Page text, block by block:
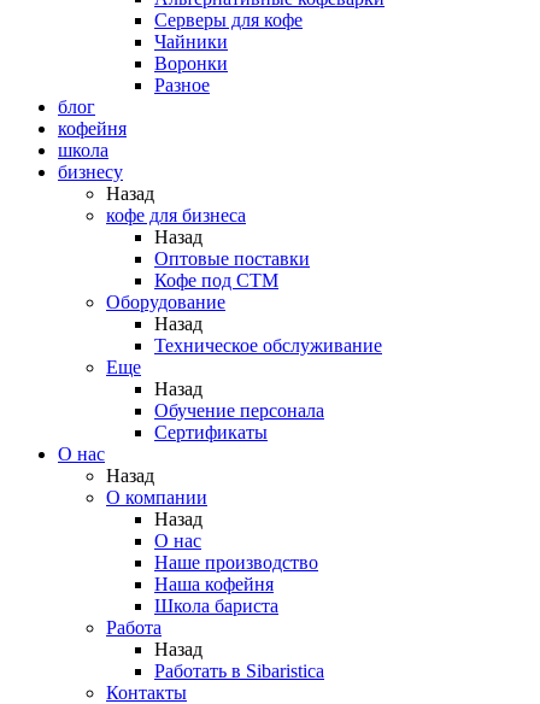
Серверы для кофе
Чайники
Воронки
Разное
блог
кофейня
школа
бизнесу
Назад
кофе для бизнеса
Назад
Оптовые поставки
Кофе под СТМ
Оборудование
Назад
Техническое обслуживание
Еще
Назад
Обучение персонала
Сертификаты
О нас
Назад
O компании
Назад
О нас
Наше производство
Наша кофейня
Школа бариста
Работа
Назад
Работать в Sibaristica
Контакты